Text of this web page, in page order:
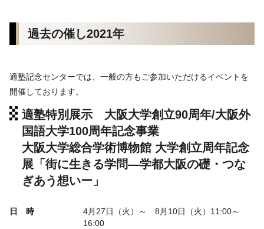
過去の催し2021年
適塾記念センターでは、一般の方もご参加いただけるイベントを
開催しております。
適塾特別展示 大阪大学創立90周年/大阪外
国語大学100周年記念事業
大阪大学総合学術博物館 大学創立周年記念
展「街に生きる学問―学都大阪の礎・つな
ぎあう想いー」
日 時 4月27日（火）～ 8月10日（火） 11:00～
16:00